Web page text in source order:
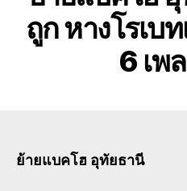
โ
ถูก หางโรเบ
6 เพ
ย้ายแบคโฮ อุทัยธานี